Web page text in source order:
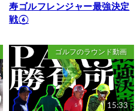
寿ゴルフレンジャー最強決定
戦⑥
ゴルフのラウンド動画
15:33